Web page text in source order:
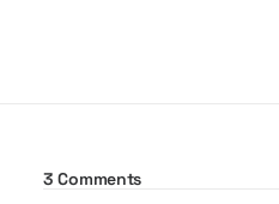
3 Comments